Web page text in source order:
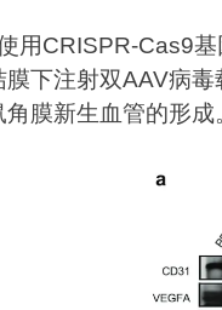
用CRISPR-Cas9基
膜下注射双AAV病
膜新生血管的形